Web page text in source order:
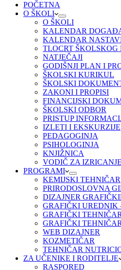
POČETNA
O ŠKOLI
O ŠKOLI
KALENDAR
KALENDAR
TLOCRT ŠKOLSKOG
NATJEČAJI
GODIŠNJI PLAN I
ŠKOLSKI KURIKUL
ŠKOLSKI
ZAKONI I PROPISI
FINANCIJSKI
ŠKOLSKI ODBOR
PRISTUP
IZLETI I EKSKURZIJE
PEDAGOGINJA
PSIHOLOGINJA
KNJIŽNICA
VODIČ ZA
PROGRAMI
KEMIJSKI TEHNIČAR
PRIRODOSLOVNA
DIZAJNER
GRAFIČKI UREDNIK
GRAFIČKI
GRAFIČKI
WEB DIZAJNER
KOZMETIČAR
TEHNIČAR
ZA UČENIKE I RODITELJE
RASPORED